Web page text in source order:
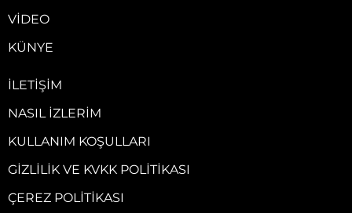
VIDEO
KÜNYE
İLETIŞIM
NASIL İZLERIM
KULLANIM KOŞULLARI
GIZLILIK VE KVKK POLITIKASI
ÇEREZ POLITIKASI